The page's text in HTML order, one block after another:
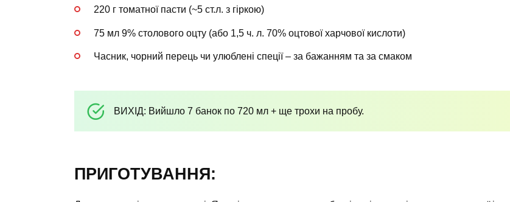
220 г томатної пасти (~5 ст.л. з гіркою)
75 мл 9% столового оцту (або 1,5 ч. л. 70% оцтової харчової кислоти)
Часник, чорний перець чи улюблені спеції – за бажанням та за смаком
ВИХІД: Вийшло 7 банок по 720 мл + ще трохи на пробу.
ПРИГОТУВАННЯ: